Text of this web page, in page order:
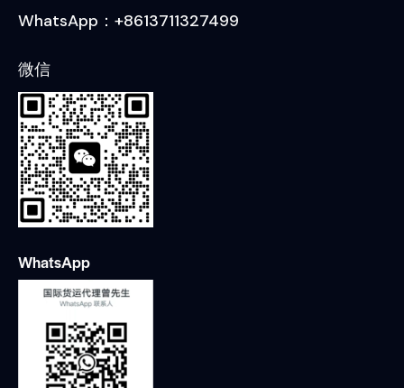
WhatsApp：+8613711327499
微信
WhatsApp